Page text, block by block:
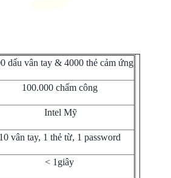
dấu vân tay & 4000 thẻ cảm ứng
100.000 chấm công
Intel Mỹ
10 vân tay, 1 thẻ từ, 1 password
< 1giây